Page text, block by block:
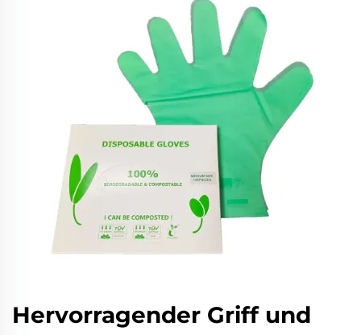
Hervorragender Griff und